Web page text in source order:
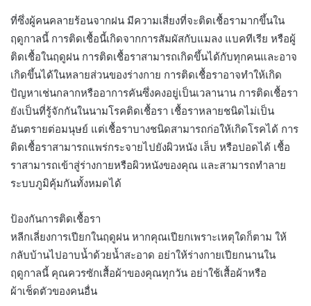
ที่ซึ่งผู้คนคลายร้อนจากฝน มีความเสี่ยงที่จะติดเชื้อรามากขึ้นใน
ฤดูกาลนี้ การติดเชื้อนี้เกิดจากการสัมผัสกับแมลง แบคทีเรีย หรือผู้
ติดเชื้อในฤดูฝน การติดเชื้อราสามารถเกิดขึ้นได้กับทุกคนและอาจ
เกิดขึ้นได้ในหลายส่วนของร่างกาย การติดเชื้อราอาจทำให้เกิด
ปัญหาเช่นกลากหรืออาการคันซึ่งคงอยู่เป็นเวลานาน การติดเชื้อรา
ยังเป็นที่รู้จักกันในนามโรคติดเชื้อรา เชื้อราหลายชนิดไม่เป็น
อันตรายต่อมนุษย์ แต่เชื้อราบางชนิดสามารถก่อให้เกิดโรคได้ การ
ติดเชื้อราสามารถแพร่กระจายไปยังผิวหนัง เล็บ หรือปอดได้ เชื้อ
ราสามารถเข้าสู่ร่างกายหรือผิวหนังของคุณ และสามารถทำลาย
ระบบภูมิคุ้มกันทั้งหมดได้
ป้องกันการติดเชื้อรา
หลีกเลี่ยงการเปียกในฤดูฝน หากคุณเปียกเพราะเหตุใดก็ตาม ให้
กลับบ้านไปอาบน้ำด้วยน้ำสะอาด อย่าให้ร่างกายเปียกนานใน
ฤดูกาลนี้ คุณควรซักเสื้อผ้าของคุณทุกวัน อย่าใช้เสื้อผ้าหรือ
ผ้าเช็ดตัวของคนอื่น